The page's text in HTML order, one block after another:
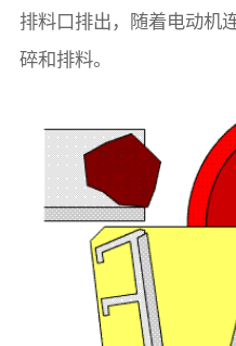
排料口排出，随着电动机
碎和排料。